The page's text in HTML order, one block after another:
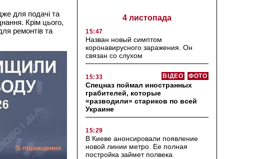
для подачі та
Крім цього,
ремонтів та
4 листопада
15:47
Назван новый симптом
коронавирусного заражения. Он
связан со слухом
15:33 ФОТО
ВІДЕО
Спецназ поймал иностранных
грабителей, которые
«разводили» стариков по всей
Украине
15:29
В Киеве анонсировали появление
новой линии метро. Ее полная
постройка займет полвека